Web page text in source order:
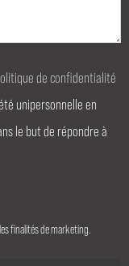
de confidentialité
unipersonnelle en
le but de répondre à
finalités de marketing.